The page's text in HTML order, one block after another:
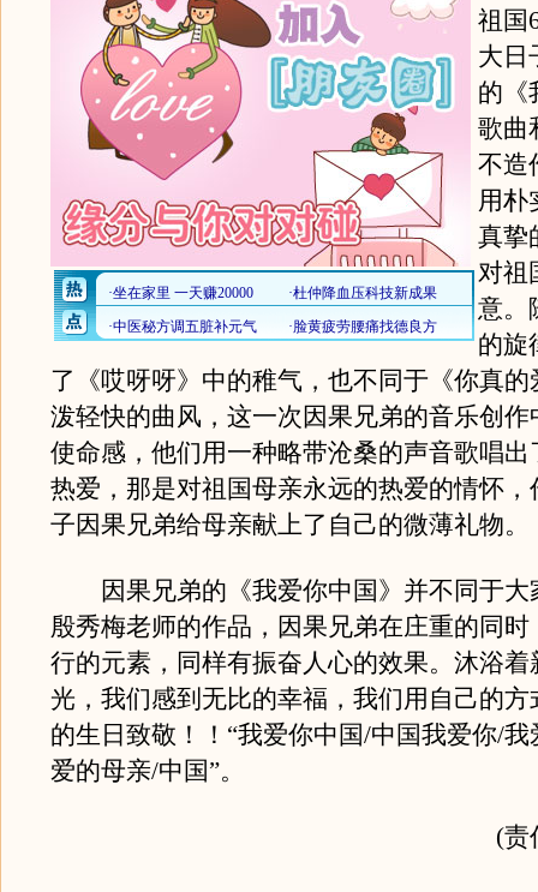
祖国
大日
的《
歌曲
不造
用朴
真挚
对祖
意。
的旋
了《哎呀呀》中的稚气，也不同于《你真的
泼轻快的曲风，这一次因果兄弟的音乐创作
使命感，他们用一种略带沧桑的声音歌唱出
热爱，那是对祖国母亲永远的热爱的情怀，
子因果兄弟给母亲献上了自己的微薄礼物。
因果兄弟的《我爱你中国》并不同于大
殷秀梅老师的作品，因果兄弟在庄重的同时
行的元素，同样有振奋人心的效果。沐浴着
光，我们感到无比的幸福，我们用自己的方
的生日致敬！！“我爱你中国/中国我爱你/
爱的母亲/中国”。
(责